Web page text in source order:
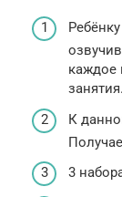
каждое
занятия.
К
3